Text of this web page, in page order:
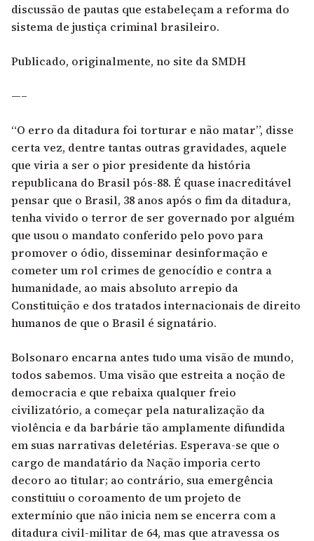
discussão de pautas que estabeleçam a reforma do
sistema de justiça criminal brasileiro.
Publicado, originalmente, no site da SMDH
—–
“O erro da ditadura foi torturar e não matar”, disse
certa vez, dentre tantas outras gravidades, aquele
que viria a ser o pior presidente da história
republicana do Brasil pós-88. É quase inacreditável
pensar que o Brasil, 38 anos após o fim da ditadura,
tenha vivido o terror de ser governado por alguém
que usou o mandato conferido pelo povo para
promover o ódio, disseminar desinformação e
cometer um rol crimes de genocídio e contra a
humanidade, ao mais absoluto arrepio da
Constituição e dos tratados internacionais de direito
humanos de que o Brasil é signatário.
Bolsonaro encarna antes tudo uma visão de mundo,
todos sabemos. Uma visão que estreita a noção de
democracia e que rebaixa qualquer freio
civilizatório, a começar pela naturalização da
violência e da barbárie tão amplamente difundida
em suas narrativas deletérias. Esperava-se que o
cargo de mandatário da Nação imporia certo
decoro ao titular; ao contrário, sua emergência
constituiu o coroamento de um projeto de
extermínio que não inicia nem se encerra com a
ditadura civil-militar de 64, mas que atravessa os